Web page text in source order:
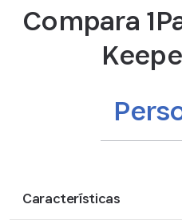
Compara
Características